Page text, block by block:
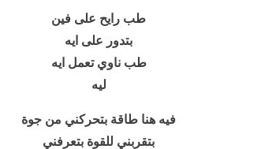
طب رايح على فين
بتدور على ايه
طب ناوي تعمل ايه
ليه
فيه هنا طاقة بتحركني من جوة
بتقربني للقوة بتعرفني